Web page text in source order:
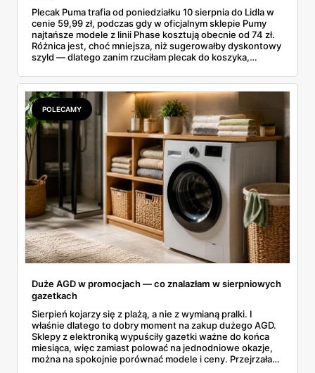
Plecak Puma trafia od poniedziałku 10 sierpnia do Lidla w
cenie 59,99 zł, podczas gdy w oficjalnym sklepie Pumy
najtańsze modele z linii Phase kosztują obecnie od 74 zł.
Różnica jest, choć mniejsza, niż sugerowałby dyskontowy
szyld — dlatego zanim rzuciłam plecak do koszyka,
rozpiska: co dokładnie sprzedaje Lidl, ile kosztują
odpowiedniki u producenta i komu ten zakup naprawdę
się opłaci.
POLECAMY
Duże AGD w promocjach — co znalazłam w sierpniowych
gazetkach
Sierpień kojarzy się z plażą, a nie z wymianą pralki. I
właśnie dlatego to dobry moment na zakup dużego AGD.
Sklepy z elektroniką wypuściły gazetki ważne do końca
miesiąca, więc zamiast polować na jednodniowe okazje,
można na spokojnie porównać modele i ceny. Przejrzałam